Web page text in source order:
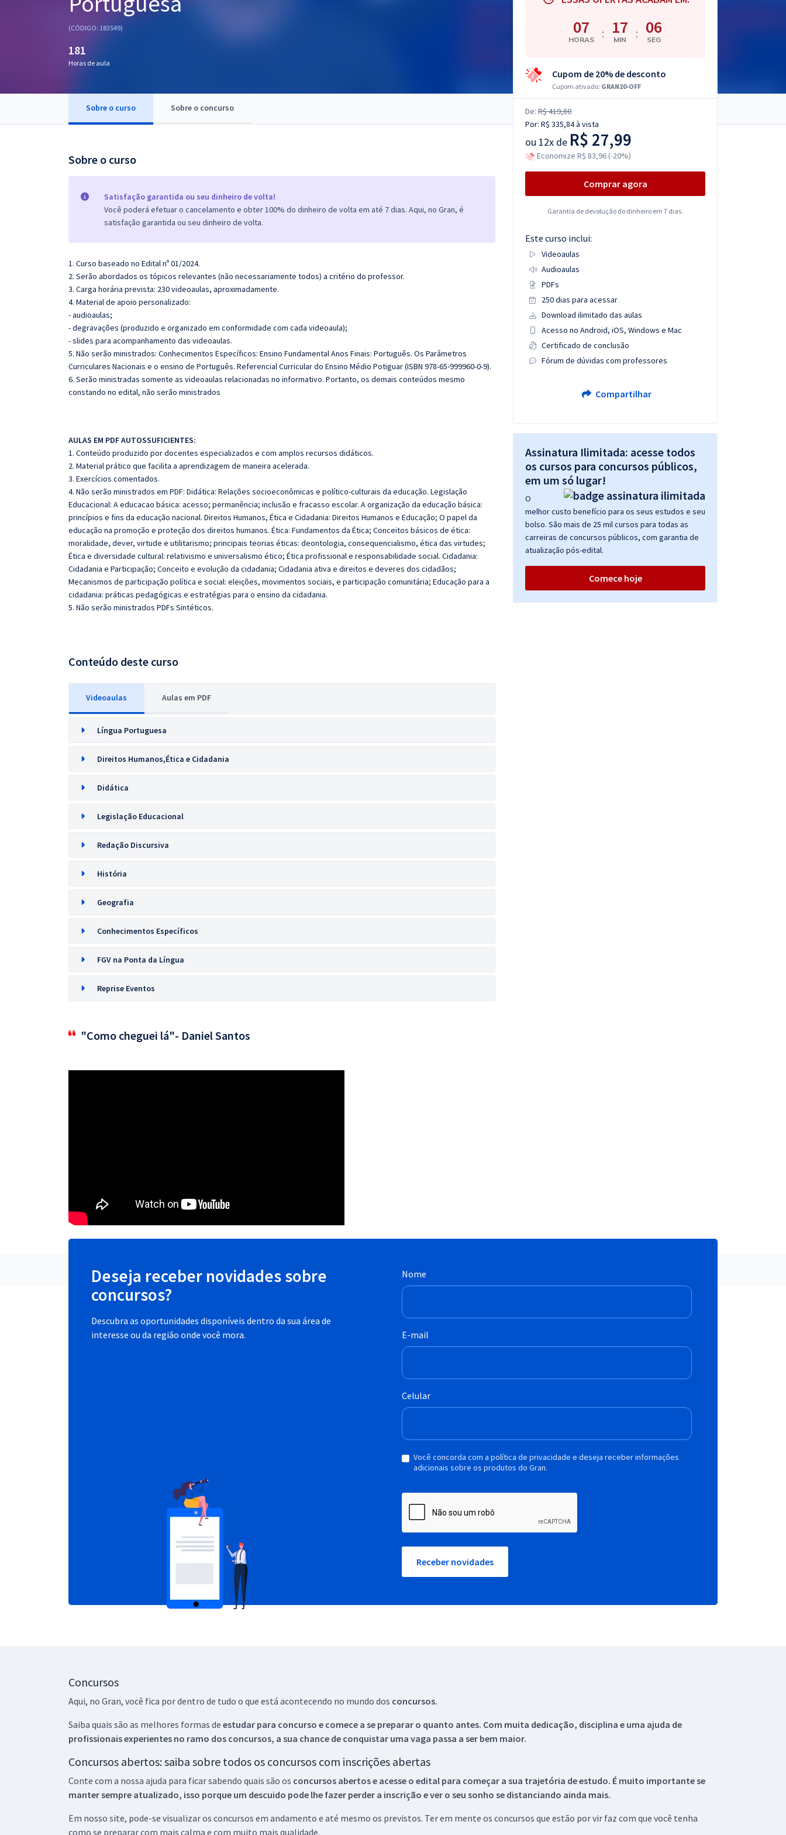
Questões grátis
(CÓDIGO: 183549)
181
Horas de aula
Sobre o curso Sobre o concurso
Sobre o curso
Satisfação garantida ou seu dinheiro de volta!
Você poderá efetuar o cancelamento e obter 100% do dinheiro de volta em até 7 dias. Aqui, no Gran, é
satisfação garantida ou seu dinheiro de volta.
1. Curso baseado no Edital nº 01/2024.
2. Serão abordados os tópicos relevantes (não necessariamente todos) a critério do professor.
3. Carga horária prevista: 230 videoaulas, aproximadamente.
4. Material de apoio personalizado:
- audioaulas;
- degravações (produzido e organizado em conformidade com cada videoaula);
- slides para acompanhamento das videoaulas.
5. Não serão ministrados: Conhecimentos Específicos: Ensino Fundamental Anos Finais: Português. Os Parâmetros
Curriculares Nacionais e o ensino de Português. Referencial Curricular do Ensino Médio Potiguar (ISBN 978-65-999960-0-9).
6. Serão ministradas somente as videoaulas relacionadas no informativo. Portanto, os demais conteúdos mesmo
constando no edital, não serão ministrados
AULAS EM PDF AUTOSSUFICIENTES:
1. Conteúdo produzido por docentes especializados e com amplos recursos didáticos.
2. Material prático que facilita a aprendizagem de maneira acelerada.
3. Exercícios comentados.
4. Não serão ministrados em PDF: Didática: Relações socioeconômicas e político-culturais da educação. Legislação
Educacional: A educacao básica: acesso; permanência; inclusão e fracasso escolar. A organização da educação básica:
princípios e fins da educação nacional. Direitos Humanos, Ética e Cidadania: Direitos Humanos e Educação; O papel da
educação na promoção e proteção dos direitos humanos. Ética: Fundamentos da Ética; Conceitos básicos de ética:
moralidade, dever, virtude e utilitarismo; principais teorias éticas: deontologia, consequencialismo, ética das virtudes;
Ética e diversidade cultural: relativismo e universalismo ético; Ética profissional e responsabilidade social. Cidadania:
Cidadania e Participação; Conceito e evolução da cidadania; Cidadania ativa e direitos e deveres dos cidadãos;
Mecanismos de participação política e social: eleições, movimentos sociais, e participação comunitária; Educação para a
cidadania: práticas pedagógicas e estratégias para o ensino da cidadania.
5. Não serão ministrados PDFs Sintéticos.
Conteúdo deste curso
Videoaulas Aulas em PDF
Língua Portuguesa
Direitos Humanos,Ética e Cidadania
Didática
Legislação Educacional
Redação Discursiva
História
Geografia
Conhecimentos Específicos
FGV na Ponta da Língua
Reprise Eventos
"Como cheguei lá"- Daniel Santos
07
HORAS : 17
MIN : 05
SEG
Cupom de 20% de desconto
Cupom ativado: GRAN20-OFF
De: R$ 419,80
Por: R$ 335,84à vista
ou 12x de R$ 27,99
Economize R$ 83,96 (-20%)
Comprar agora
Garantia de devolução do dinheiro em 7 dias.
Este curso inclui:
Videoaulas
Audioaulas
PDFs
250 dias para acessar
Download ilimitado das aulas
Acesso no Android, iOS, Windows e Mac
Certificado de conclusão
Fórum de dúvidas com professores
Compartilhar
Assinatura Ilimitada: acesse todos
os cursos para concursos públicos,
em um só lugar!
O
melhor custo benefício para os seus estudos e seu
bolso. São mais de 25 mil cursos para todas as
carreiras de concursos públicos, com garantia de
atualização pós-edital.
Comece hoje
Deseja receber novidades sobre
concursos?
Descubra as oportunidades disponíveis dentro da sua área de
interesse ou da região onde você mora.
Nome
E-mail
Celular
Você concorda com a política de privacidade e deseja receber informações
adicionais sobre os produtos do Gran.
Receber novidades
Concursos
Aqui, no Gran, você fica por dentro de tudo o que está acontecendo no mundo dos concursos.
Saiba quais são as melhores formas de estudar para concurso e comece a se preparar o quanto antes. Com muita dedicação, disciplina e uma ajuda de
profissionais experientes no ramo dos concursos, a sua chance de conquistar uma vaga passa a ser bem maior.
Concursos abertos: saiba sobre todos os concursos com inscrições abertas
Conte com a nossa ajuda para ficar sabendo quais são os concursos abertos e acesse o edital para começar a sua trajetória de estudo. É muito importante se
manter sempre atualizado, isso porque um descuido pode lhe fazer perder a inscrição e ver o seu sonho se distanciando ainda mais.
Em nosso site, pode-se visualizar os concursos em andamento e até mesmo os previstos. Ter em mente os concursos que estão por vir faz com que você tenha
como se preparar com mais calma e com muito mais qualidade.